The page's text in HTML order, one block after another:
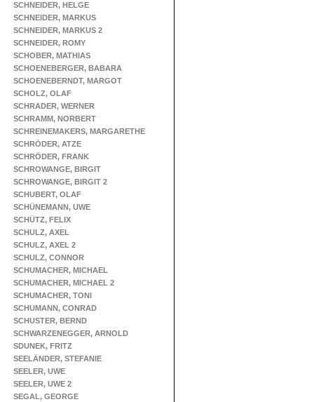
SCHNEIDER, HELGE
SCHNEIDER, MARKUS
SCHNEIDER, MARKUS 2
SCHNEIDER, ROMY
SCHOBER, MATHIAS
SCHOENEBERGER, BABARA
SCHOENEBERNDT, MARGOT
SCHOLZ, OLAF
SCHRADER, WERNER
SCHRAMM, NORBERT
SCHREINEMAKERS, MARGARETHE
SCHRÖDER, ATZE
SCHRÖDER, FRANK
SCHROWANGE, BIRGIT
SCHROWANGE, BIRGIT 2
SCHUBERT, OLAF
SCHÜNEMANN, UWE
SCHÜTZ, FELIX
SCHULZ, AXEL
SCHULZ, AXEL 2
SCHULZ, CONNOR
SCHUMACHER, MICHAEL
SCHUMACHER, MICHAEL 2
SCHUMACHER, TONI
SCHUMANN, CONRAD
SCHUSTER, BERND
SCHWARZENEGGER, ARNOLD
SDUNEK, FRITZ
SEELÄNDER, STEFANIE
SEELER, UWE
SEELER, UWE 2
SEGAL, GEORGE